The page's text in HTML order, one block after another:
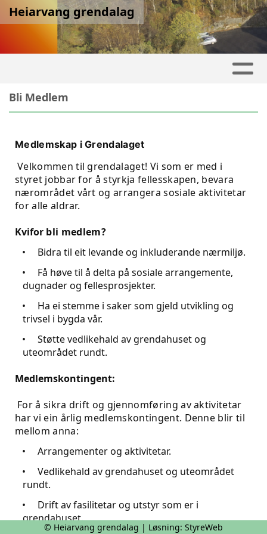
Heiarvang grendalag
Bli Medlem
© Heiarvang grendalag | Løsning: StyreWeb